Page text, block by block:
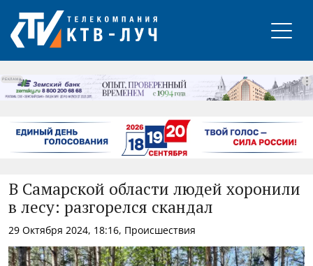
РЕКЛАМА
В Самарской области людей хоронили
в лесу: разгорелся скандал
29 Октября 2024, 18:16, Происшествия